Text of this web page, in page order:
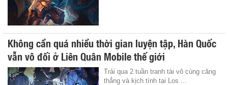
Không cần quá nhiều thời gian luyện tập, Hàn Quốc
vẫn vô đối ở Liên Quân Mobile thế giới
Trải qua 2 tuần tranh tài vô cùng căng
thẳng và kịch tính tại Los ...